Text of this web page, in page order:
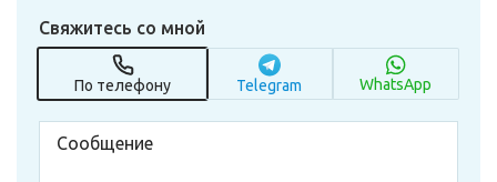
Свяжитесь со мной
По телефону Telegram WhatsApp